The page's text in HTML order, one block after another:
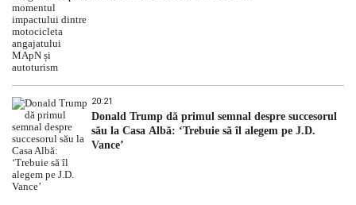
20:21
Donald Trump dă primul semnal despre succesorul
său la Casa Albă: ‘Trebuie să îl alegem pe J.D.
Vance’